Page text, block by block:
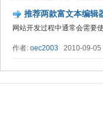
推荐两款富文本编
网站开发过程中通常会需要
作者: oec2003 2010-09-05